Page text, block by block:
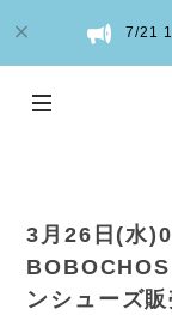
7/21
3月26日(水
ンシューズ